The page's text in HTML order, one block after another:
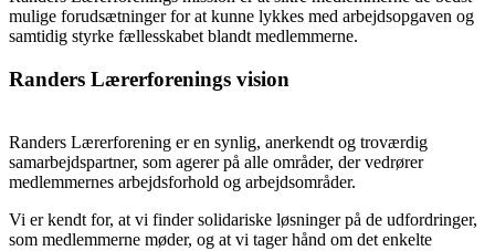
mulige forudsætninger for at kunne lykkes med arbejdsopgaven og
samtidig styrke fællesskabet blandt medlemmerne.
Randers Lærerforenings vision
Randers Lærerforening er en synlig, anerkendt og troværdig
samarbejdspartner, som agerer på alle områder, der vedrører
medlemmernes arbejdsforhold og arbejdsområder.
Vi er kendt for, at vi finder solidariske løsninger på de udfordringer,
som medlemmerne møder, og at vi tager hånd om det enkelte